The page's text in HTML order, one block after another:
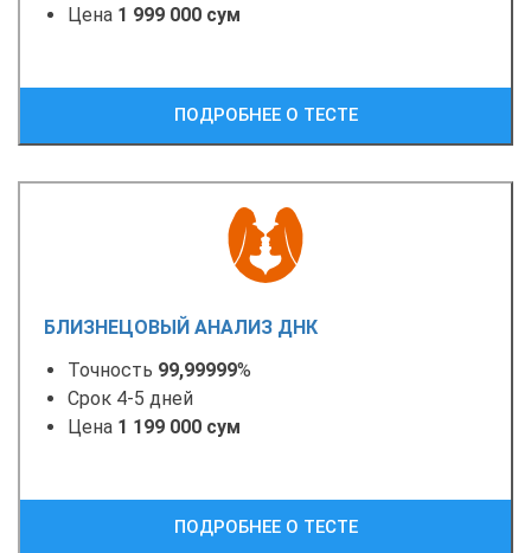
Цена 1 999 000 сум
ПОДРОБНЕЕ О ТЕСТЕ
БЛИЗНЕЦОВЫЙ АНАЛИЗ ДНК
Точность 99,99999%
Срок 4-5 дней
Цена 1 199 000 сум
ПОДРОБНЕЕ О ТЕСТЕ